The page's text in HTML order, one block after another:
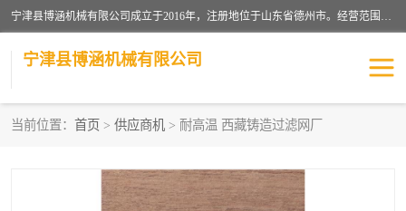
宁津县博涵机械有限公司成立于2016年，注册地位于山东省德州市。经营范围包括：机械设备研发、生产及销售，铸造用造型材料生产、销售，玻璃纤维及制品制造、销售，汽车零配件零售，机械零件、零部件加工，机械零件、零部件销售等；主要产品有：纤维过滤网,陶瓷过滤器,泡沫陶瓷过滤器,耐高温纤维过滤器,铸铁过滤器,铸铜过滤网,铸铝过滤网,铝轮毂过滤网,高效过滤网,高效陶瓷过滤网,高效纤维过滤网。
宁津县博涵机械有限公司
当前位置： 首页 > 供应商机 > 耐高温 西藏铸造过滤网厂
挡渣棉